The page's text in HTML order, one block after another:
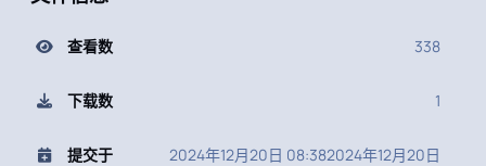
查看数 338
下载数 1
提交于 2024年12月20日 08:382024年12月20日